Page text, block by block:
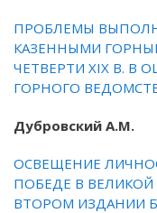
ПРОБЛЕМЫ
КАЗЕННЫМИ
ЧЕТВЕРТИ XIX В. В
ГОРНОГО
Дубровский А.М.
ОСВЕЩЕНИЕ
ПОБЕДЕ В
ВТОРОМ ИЗДАНИИ